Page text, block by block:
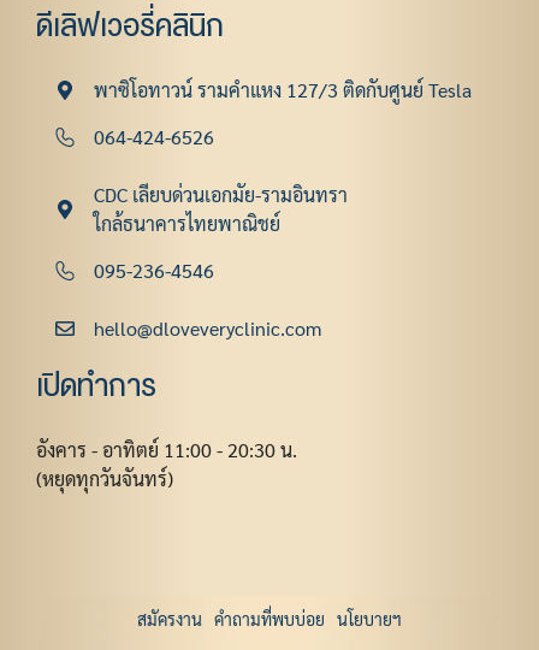
ดีเลิฟเวอรี่คลินิก
พาซิโอทาวน์ รามคําแหง 127/3 ติดกับศูนย์ Tesla
064-424-6526
CDC เลียบด่วนเอกมัย-รามอินทรา
ใกล้ธนาคารไทยพาณิชย์
095-236-4546
hello@dloveveryclinic.com
เปิดทำการ
อังคาร - อาทิตย์ 11:00 - 20:30 น.
(หยุดทุกวันจันทร์)
สมัครงาน คำถามที่พบบ่อย นโยบายฯ